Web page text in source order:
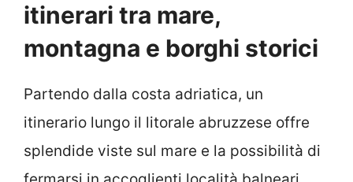
itinerari tra mare,
montagna e borghi storici
Partendo dalla costa adriatica, un
itinerario lungo il litorale abruzzese offre
splendide viste sul mare e la possibilità di